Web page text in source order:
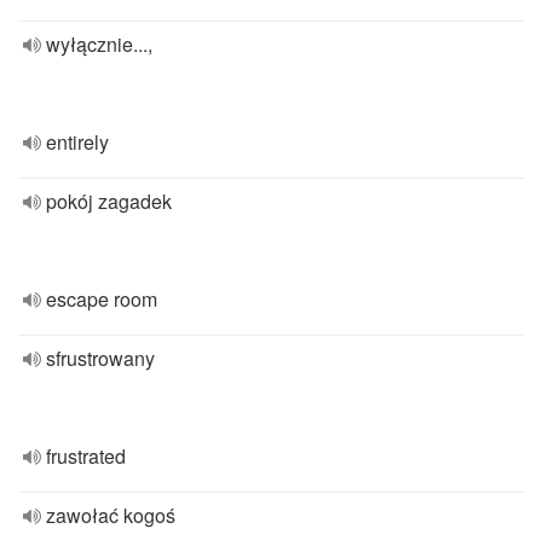
wyłącznie...,
entirely
pokój zagadek
escape room
sfrustrowany
frustrated
zawołać kogoś